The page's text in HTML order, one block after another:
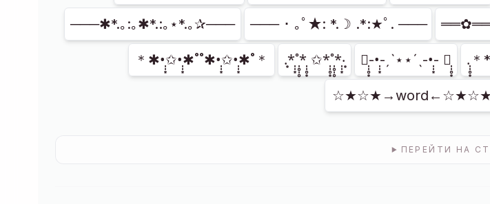
───✱*.｡:｡✱*.:｡⋆*.｡✰─── ─── ･ ｡ﾟ★: *.☽ .*:★ﾟ. ───
＊✱•̩̩͙✩•̩̩͙✱˚˚✱•̩̩͙✩•̩̩͙✱˚＊ .͙*̩̩͙˚̩̥̩̥*̩̩̥͙ ✩*̩̩̥͙˚̩̥̩̥*̩̩͙‧͙ ✱̩̩̥͙-•̩̩͙-ˏˋ⋆⋆ˊˎ-•̩̩͙- ✱̩̩̥͙ .̩̩̥͙＊
ПЕРЕЙТИ НА